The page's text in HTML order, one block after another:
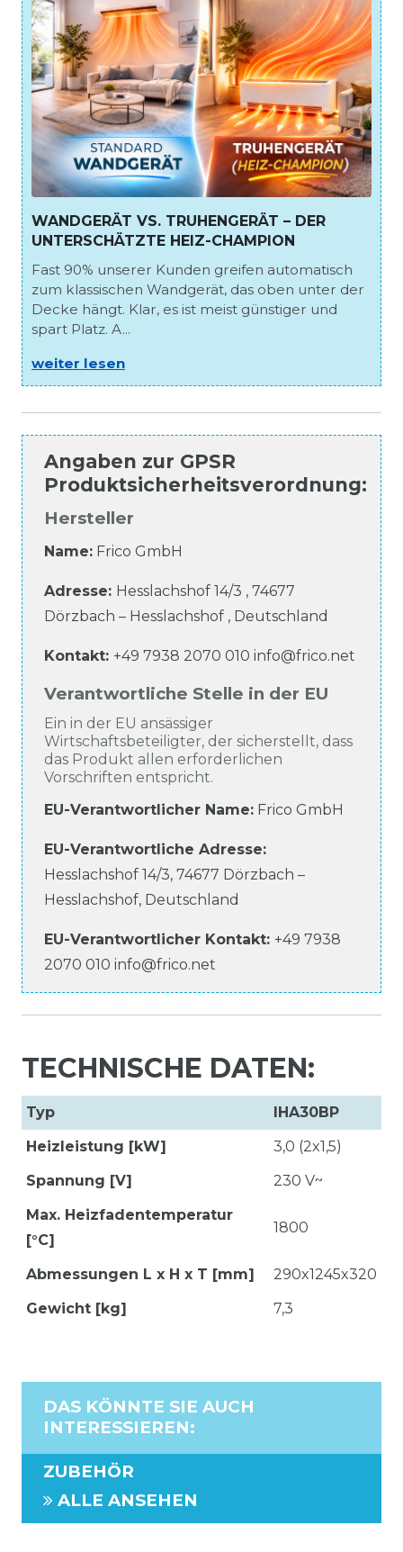
WANDGERÄT VS. TRUHENGERÄT – DER
UNTERSCHÄTZTE HEIZ-CHAMPION
Fast 90% unserer Kunden greifen automatisch
zum klassischen Wandgerät, das oben unter der
Decke hängt. Klar, es ist meist günstiger und
spart Platz. A...
weiter lesen
Angaben zur GPSR
Produktsicherheitsverordnung:
Hersteller
Name: Frico GmbH
Adresse: Hesslachshof 14/3 , 74677
Dörzbach – Hesslachshof , Deutschland
Kontakt: +49 7938 2070 010 info@frico.net
Verantwortliche Stelle in der EU
Ein in der EU ansässiger
Wirtschaftsbeteiligter, der sicherstellt, dass
das Produkt allen erforderlichen
Vorschriften entspricht.
EU-Verantwortlicher Name: Frico GmbH
EU-Verantwortliche Adresse:
Hesslachshof 14/3, 74677 Dörzbach –
Hesslachshof, Deutschland
EU-Verantwortlicher Kontakt: +49 7938
2070 010 info@frico.net
TECHNISCHE DATEN:
Typ
IHA30BP
Heizleistung [kW]
3,0 (2x1,5)
Spannung [V]
230 V~
Max. Heizfadentemperatur
[°C]
1800
Abmessungen L x H x T [mm]
290x1245x320
Gewicht [kg]
7,3
DAS KÖNNTE SIE AUCH
INTERESSIEREN:
ZUBEHÖR
ALLE ANSEHEN